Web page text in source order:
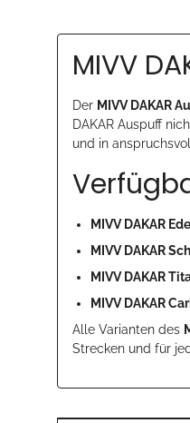
MIVV
Der MIVV DAKAR
DAKAR Auspuff
und in
MIVV DAKAR
MIVV DAKAR
MIVV DAKAR
MIVV DAKAR
Alle Varianten des
Strecken und für